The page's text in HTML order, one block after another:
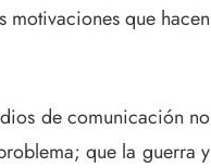
motivaciones que hacen
de comunicación no
que la guerra y